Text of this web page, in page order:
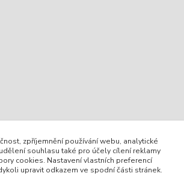
349 302
zpříjemnění používání webu, analytické
souhlasu také pro účely cílení reklamy
cookies. Nastavení vlastních preferencí
upravit odkazem ve spodní části stránek.